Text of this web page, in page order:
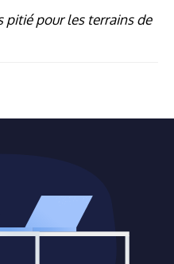
pitié pour les terrains de